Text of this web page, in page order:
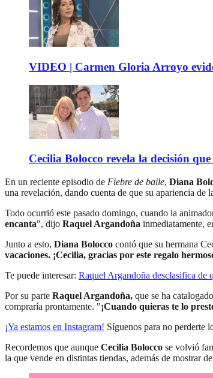
VIDEO | Carmen Gloria Arroyo
Cecilia Bolocco revela la decisión
En un reciente episodio de Fiebre de baile, Diana
una revelación, dando cuenta de que su apariencia de
Todo ocurrió este pasado domingo, cuando la
encanta", dijo Raquel Argandoña inmediatamente,
Junto a esto, Diana Bolocco contó que su hermana
vacaciones. ¡Cecilia, gracias por este regalo
Te puede interesar: Raquel Argandoña desclasifica de
Por su parte Raquel Argandoña, que se ha
compraría prontamente. "¡Cuando quieras te lo
¡Ya estamos en Instagram! Síguenos para no perderte
Recordemos que aunque Cecilia Bolocco se volvió
la que vende en distintas tiendas, además de mostrar